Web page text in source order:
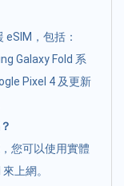
，包括：
Galaxy Fold 系
Pixel 4 及更新
您可以使用實體
上網。